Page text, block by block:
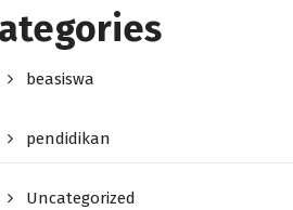
beasiswa
pendidikan
Uncategorized